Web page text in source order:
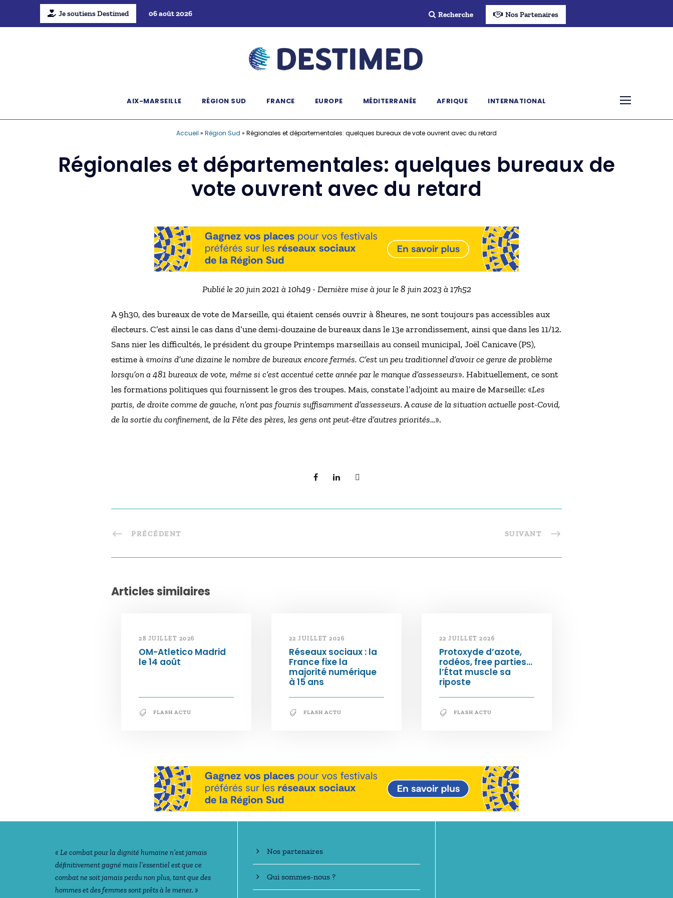
Je soutiens Destimed 06 août 2026 Recherche Nos Partenaires
AIX-MARSEILLE RÉGION SUD FRANCE EUROPE MÉDITERRANÉE AFRIQUE INTERNATIONAL
Accueil » Région Sud » Régionales et départementales: quelques bureaux de vote ouvrent avec du retard
Régionales et départementales: quelques bureaux de
vote ouvrent avec du retard
Publié le 20 juin 2021 à 10h49 - Dernière mise à jour le 8 juin 2023 à 17h52
A 9h30, des bureaux de vote de Marseille, qui étaient censés ouvrir à 8heures, ne sont toujours pas accessibles aux
électeurs. C’est ainsi le cas dans d’une demi-douzaine de bureaux dans le 13e arrondissement, ainsi que dans les 11/12.
Sans nier les difficultés, le président du groupe Printemps marseillais au conseil municipal, Joël Canicave (PS),
estime à «moins d’une dizaine le nombre de bureaux encore fermés. C’est un peu traditionnel d’avoir ce genre de problème
lorsqu’on a 481 bureaux de vote, même si c’est accentué cette année par le manque d’assesseurs». Habituellement, ce sont
les formations politiques qui fournissent le gros des troupes. Mais, constate l’adjoint au maire de Marseille: «Les
partis, de droite comme de gauche, n’ont pas fournis suffisamment d’assesseurs. A cause de la situation actuelle post-Covid,
de la sortie du confinement, de la Fête des pères, les gens ont peut-être d’autres priorités…».
PRÉCÉDENT SUIVANT
Articles similaires
28 JUILLET 2026
OM-Atletico Madrid
le 14 août
FLASH ACTU
22 JUILLET 2026
Réseaux sociaux : la
France fixe la
majorité numérique
à 15 ans
FLASH ACTU
22 JUILLET 2026
Protoxyde d’azote,
rodéos, free parties…
l’État muscle sa
riposte
FLASH ACTU
Notre philosophie
« Le combat pour la dignité humaine n’est jamais
déﬁnitivement gagné mais l’essentiel est que ce
combat ne soit jamais perdu non plus, tant que des
hommes et des femmes sont prêts à le mener. »
En savoir +
Nos partenaires
Qui sommes-nous ?